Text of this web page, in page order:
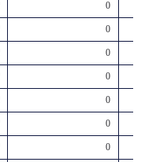
0
0
0
0
0
0
0